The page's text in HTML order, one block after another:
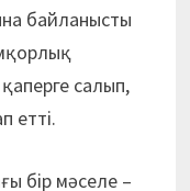
байланысты
салып,
етті.
бір мәселе –